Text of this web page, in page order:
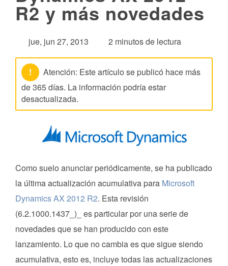
R2 y más novedades
jue, jun 27, 2013 2 minutos de lectura
!
Atención: Este artículo se publicó hace más
de 365 días. La información podría estar
desactualizada.
Como suelo anunciar periódicamente, se ha publicado
la última actualización acumulativa para Microsoft
Dynamics AX 2012 R2. Esta revisión
(6.2.1000.1437_)_ es particular por una serie de
novedades que se han producido con este
lanzamiento. Lo que no cambia es que sigue siendo
acumulativa, esto es, incluye todas las actualizaciones